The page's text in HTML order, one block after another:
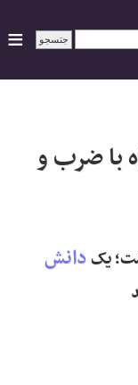
با ضرب و
یکدانش